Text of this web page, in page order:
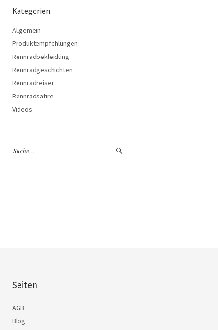
Kategorien
Allgemein
Produktempfehlungen
Rennradbekleidung
Rennradgeschichten
Rennradreisen
Rennradsatire
Videos
Seiten
AGB
Blog